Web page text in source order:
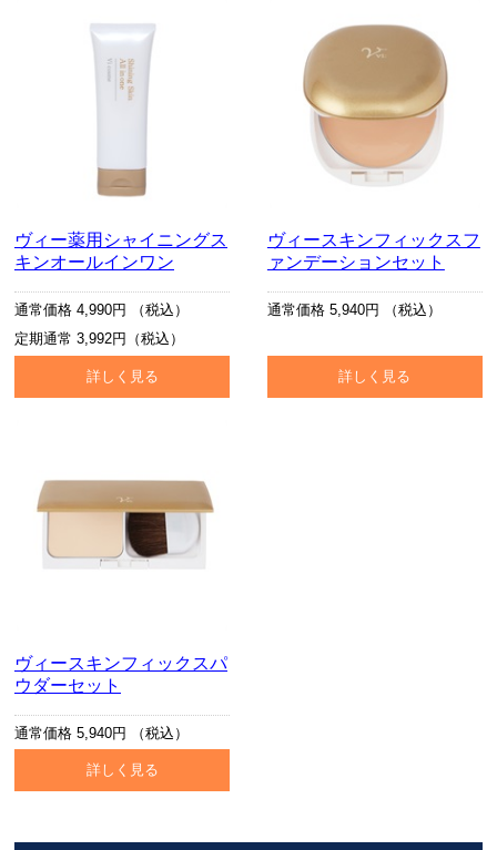
ヴィー薬用シャイニングス
キンオールインワン
通常価格 4,990円 （税込）
定期通常 3,992円（税込）
詳しく見る
ヴィースキンフィックスフ
ァンデーションセット
通常価格 5,940円 （税込）
詳しく見る
ヴィースキンフィックスパ
ウダーセット
通常価格 5,940円 （税込）
詳しく見る